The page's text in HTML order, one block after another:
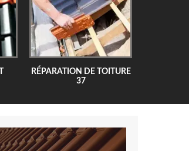
RÉPARATION DE TOITURE
37